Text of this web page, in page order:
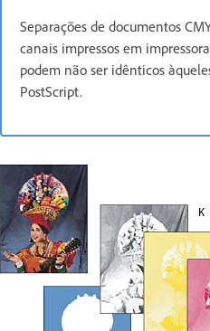
Separações de documentos
canais impressos em
podem não ser idênticos
PostScript.